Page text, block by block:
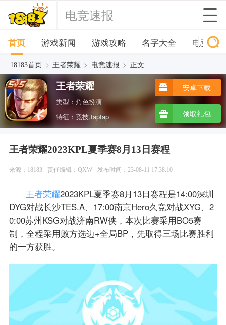
电竞速报
首页 游戏新闻 游戏攻略 名字大全 电竞速
18183首页 > 王者荣耀 > 电竞速报 > 正文
王者荣耀
类型：角色扮演
特征：竞技,taptap
安卓下载
领取礼包
王者荣耀2023KPL夏季赛8月13日赛程
来源：18183 责任编辑：QXW 发布时间：23-08-11 17:38:10
王者荣耀2023KPL夏季赛8月13日赛程是14:00深圳
DYG对战长沙TES.A、17:00南京Hero久竞对战XYG、2
0:00苏州KSG对战济南RW侠，本次比赛采用BO5赛
制，全程采用败方选边+全局BP，先取得三场比赛胜利
的一方获胜。